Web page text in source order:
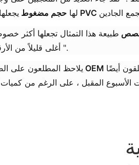
لها حجم مضغوط
طبيعة هذا التمثال تجعلها أكثر
أغلى قليلاً من الأرقام العادية ، ولكنه يستحق ذلك تمامًا ".
يلاحظ المطلعون على التماثيل المخصصة OEM أيضًا